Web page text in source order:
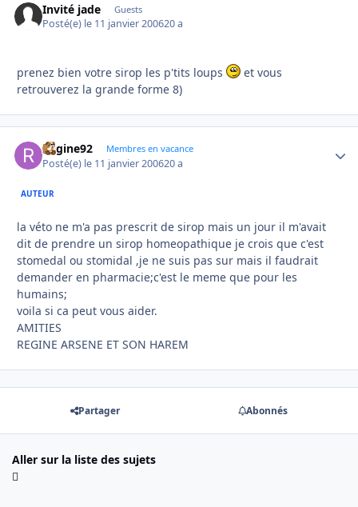
Invité jade Guests
Posté(e) le 11 janvier 200620 a
prenez bien votre sirop les p'tits loups
et vous
retrouverez la grande forme 8)
Regine92 Membres en vacance
Posté(e) le 11 janvier 200620 a
AUTEUR
la véto ne m'a pas prescrit de sirop mais un jour il m'avait
dit de prendre un sirop homeopathique je crois que c'est
stomedal ou stomidal ,je ne suis pas sur mais il faudrait
demander en pharmacie;c'est le meme que pour les
humains;
voila si ca peut vous aider.
AMITIES
REGINE ARSENE ET SON HAREM
Partager Abonnés
Aller sur la liste des sujets